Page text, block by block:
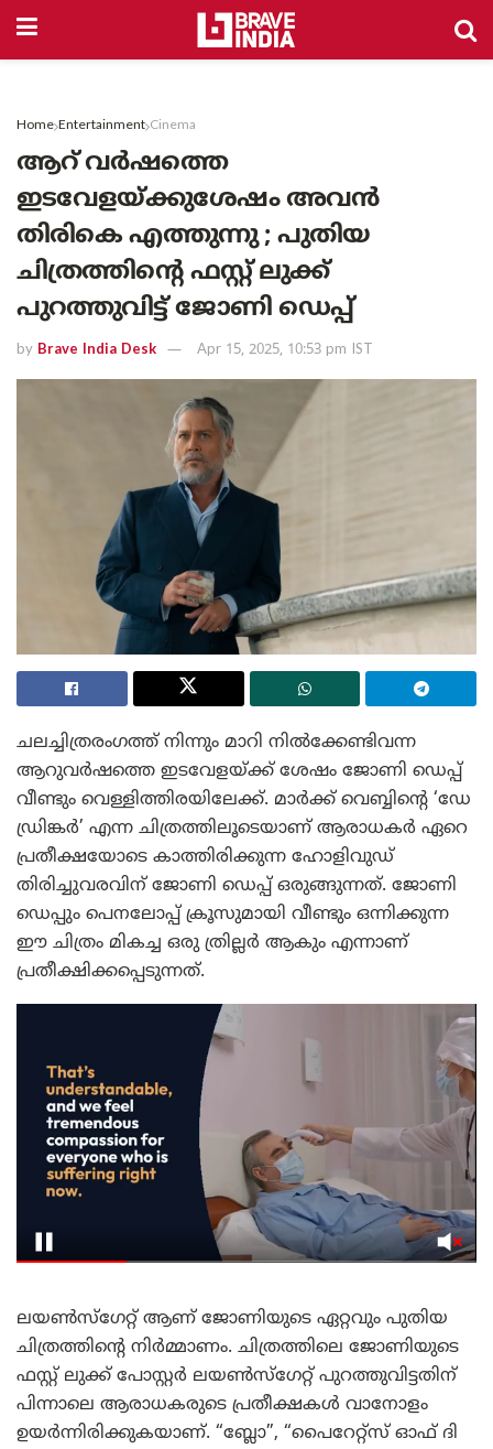
Home Entertainment Cinema
ആറ് വർഷത്തെ
ഇടവേളയ്ക്കുശേഷം അവൻ
തിരികെ എത്തുന്നു ; പുതിയ
ചിത്രത്തിന്റെ ഫസ്റ്റ് ലുക്ക്
പുറത്തുവിട്ട് ജോണി ഡെപ്പ്
by Brave India Desk Apr 15, 2025, 10:53 pm IST
ചലച്ചിത്രരംഗത്ത് നിന്നും മാറി നിൽക്കേണ്ടിവന്ന
ആറുവർഷത്തെ ഇടവേളയ്ക്ക് ശേഷം ജോണി ഡെപ്പ്
വീണ്ടും വെള്ളിത്തിരയിലേക്ക്. മാർക്ക് വെബ്ബിന്റെ ‘ഡേ
ഡ്രിങ്കർ’ എന്ന ചിത്രത്തിലൂടെയാണ് ആരാധകർ ഏറെ
പ്രതീക്ഷയോടെ കാത്തിരിക്കുന്ന ഹോളിവുഡ്
തിരിച്ചുവരവിന് ജോണി ഡെപ്പ് ഒരുങ്ങുന്നത്. ജോണി
ഡെപ്പും പെനലോപ്പ് ക്രൂസുമായി വീണ്ടും ഒന്നിക്കുന്ന
ഈ ചിത്രം മികച്ച ഒരു ത്രില്ലർ ആകും എന്നാണ്
പ്രതീക്ഷിക്കപ്പെടുന്നത്.
ലയണ്‍സ്ഗേറ്റ് ആണ് ജോണിയുടെ ഏറ്റവും പുതിയ
ചിത്രത്തിന്റെ നിർമ്മാണം. ചിത്രത്തിലെ ജോണിയുടെ
ഫസ്റ്റ് ലുക്ക് പോസ്റ്റർ ലയണ്‍സ്ഗേറ്റ് പുറത്തുവിട്ടതിന്
പിന്നാലെ ആരാധകരുടെ പ്രതീക്ഷകൾ വാനോളം
ഉയർന്നിരിക്കുകയാണ്. “ബ്ലോ”, “പൈറേറ്റ്സ് ഓഫ് ദി